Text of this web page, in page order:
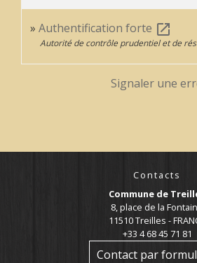
Authentification forte open_in_new
Autorité de contrôle prudentiel et de
Signaler une
Contacts
Commune de
8, place de la
11510 Treilles -
+33 4 68 45 71 81
Contact par